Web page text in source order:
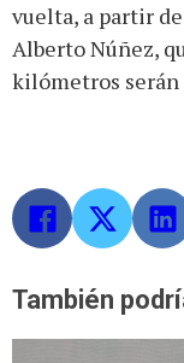
vuelta, a partir
Alberto Núñez,
kilómetros serán
También